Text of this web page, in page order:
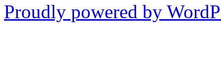
Proudly powered by